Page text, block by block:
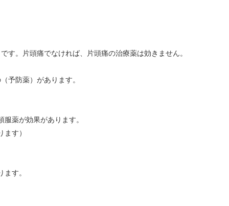
。片頭痛でなければ、片頭痛の治療薬は効きません。
予防薬）があります。
薬が効果があります。
す）
す。